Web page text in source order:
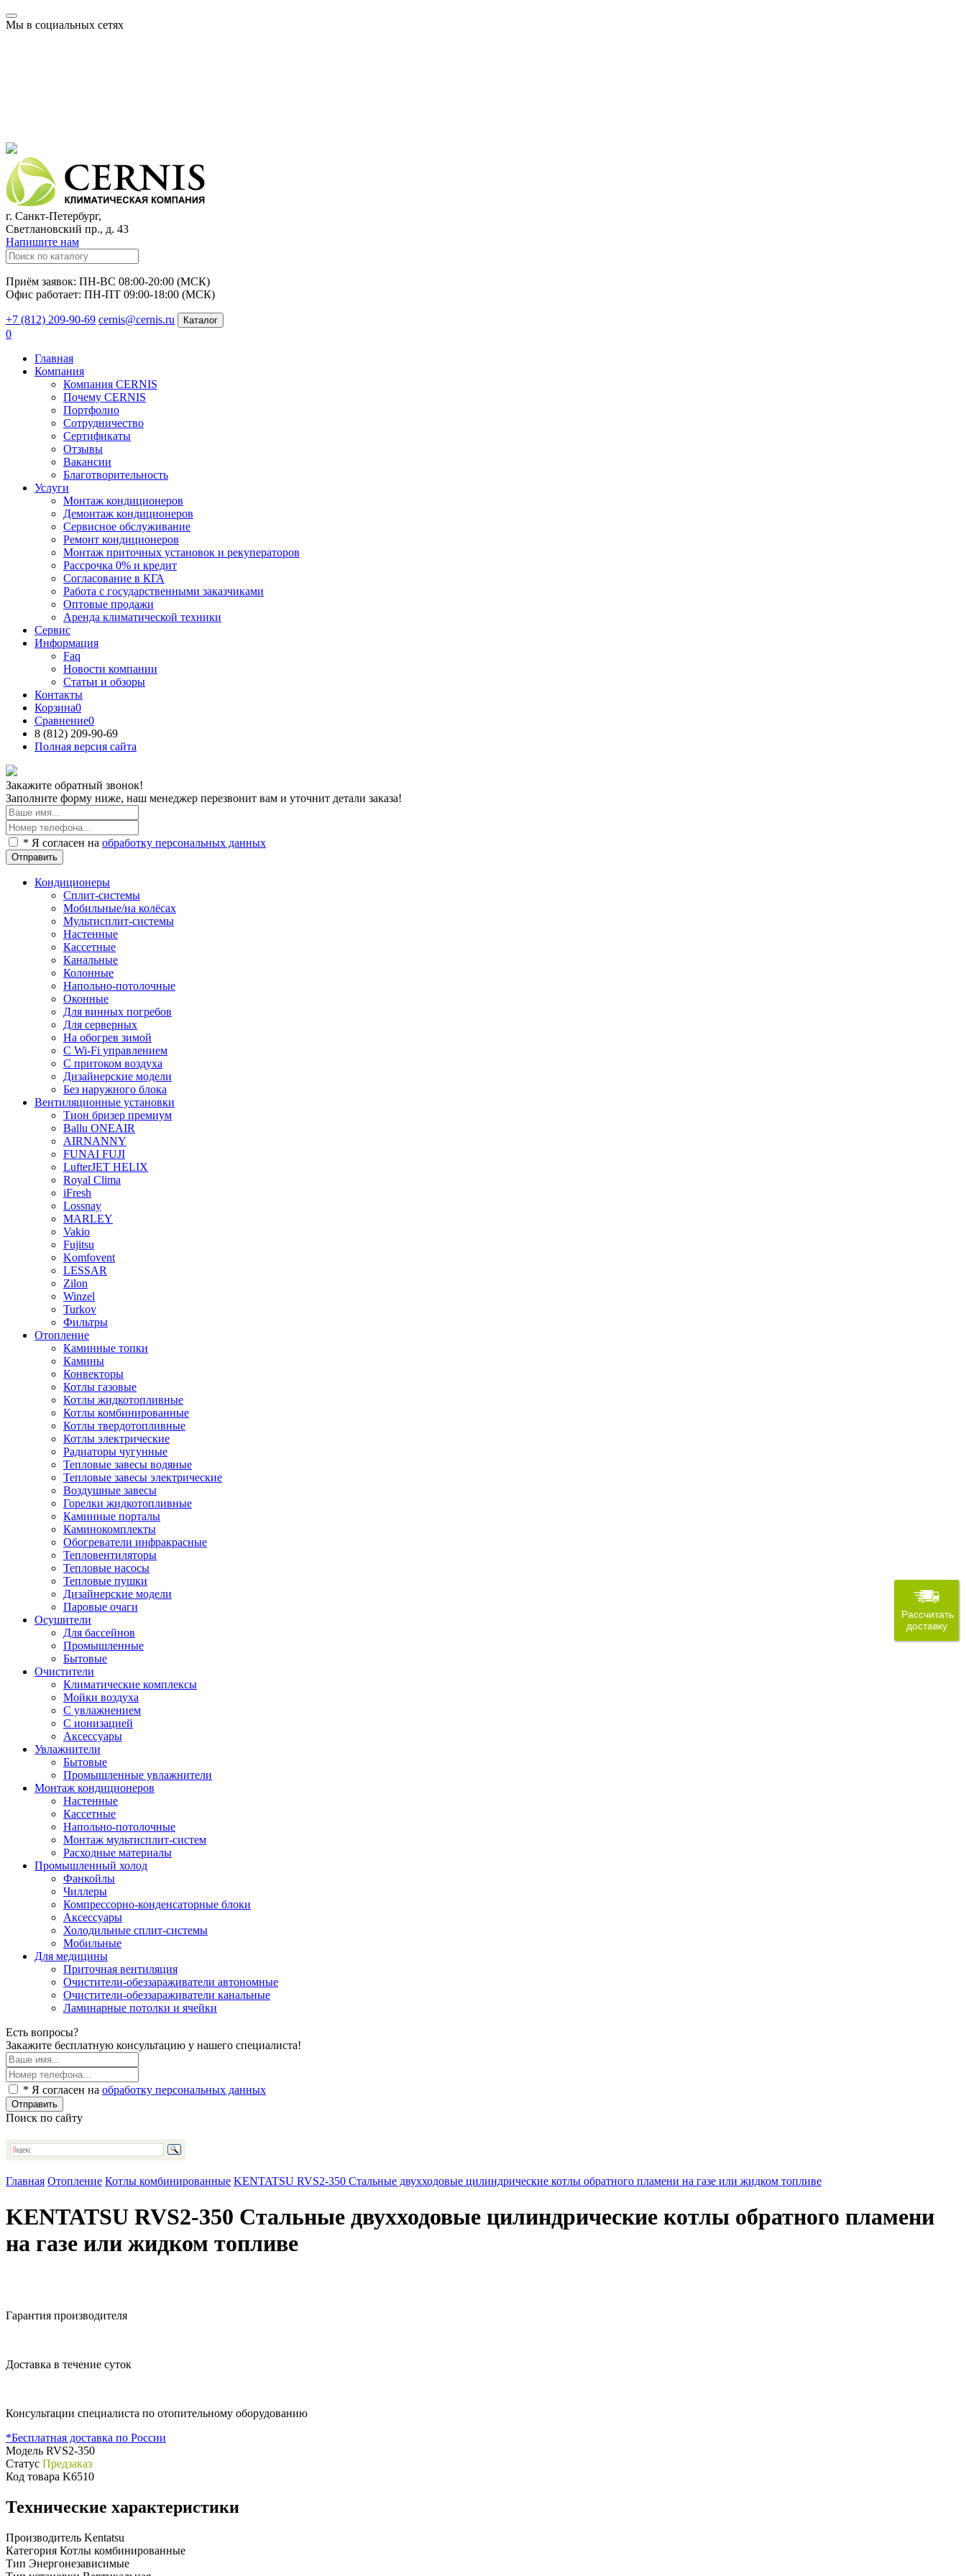
Мы в социальных сетях
г. Санкт-Петербург,
Светлановский пр., д. 43
Напишите нам
Приём заявок: ПН-ВС 08:00-20:00 (МСК)
Офис работает: ПН-ПТ 09:00-18:00 (МСК)
+7 (812) 209-90-69 cernis@cernis.ru Каталог
0
Главная
Компания
Компания CERNIS
Почему CERNIS
Портфолио
Сотрудничество
Сертификаты
Отзывы
Вакансии
Благотворительность
Услуги
Монтаж кондиционеров
Демонтаж кондиционеров
Сервисное обслуживание
Ремонт кондиционеров
Монтаж приточных установок и рекуператоров
Рассрочка 0% и кредит
Согласование в КГА
Работа с государственными заказчиками
Оптовые продажи
Аренда климатической техники
Сервис
Информация
Faq
Новости компании
Статьи и обзоры
Контакты
Корзина0
Сравнение0
8 (812) 209-90-69
Полная версия сайта
Закажите обратный звонок!
Заполните форму ниже, наш менеджер перезвонит вам и уточнит детали заказа!
* Я согласен на обработку персональных данных
Отправить
Кондиционеры
Сплит-системы
Мобильные/на колёсах
Мультисплит-системы
Настенные
Кассетные
Канальные
Колонные
Напольно-потолочные
Оконные
Для винных погребов
Для серверных
На обогрев зимой
С Wi-Fi управлением
С притоком воздуха
Дизайнерские модели
Без наружного блока
Вентиляционные установки
Тион бризер премиум
Ballu ONEAIR
AIRNANNY
FUNAI FUJI
LufterJET HELIX
Royal Clima
iFresh
Lossnay
MARLEY
Vakio
Fujitsu
Komfovent
LESSAR
Zilon
Winzel
Turkov
Фильтры
Отопление
Каминные топки
Камины
Конвекторы
Котлы газовые
Котлы жидкотопливные
Котлы комбинированные
Котлы твердотопливные
Котлы электрические
Радиаторы чугунные
Тепловые завесы водяные
Тепловые завесы электрические
Воздушные завесы
Горелки жидкотопливные
Каминные порталы
Каминокомплекты
Обогреватели инфракрасные
Тепловентиляторы
Тепловые насосы
Тепловые пушки
Дизайнерские модели
Паровые очаги
Осушители
Для бассейнов
Промышленные
Бытовые
Очистители
Климатические комплексы
Мойки воздуха
С увлажнением
С ионизацией
Аксеcсуары
Увлажнители
Бытовые
Промышленные увлажнители
Монтаж кондиционеров
Настенные
Кассетные
Напольно-потолочные
Монтаж мультисплит-систем
Расходные материалы
Промышленный холод
Фанкойлы
Чиллеры
Компрессорно-конденсаторные блоки
Аксессуары
Холодильные сплит-системы
Мобильные
Для медицины
Приточная вентиляция
Очистители-обеззараживатели автономные
Очистители-обеззараживатели канальные
Ламинарные потолки и ячейки
Есть вопросы?
Закажите бесплатную консультацию у нашего специалиста!
* Я согласен на обработку персональных данных
Отправить
Поиск по сайту
Главная Отопление Котлы комбинированные KENTATSU RVS2-350 Стальные двухходовые цилиндрические котлы обратного пламени на газе или жидком топливе
KENTATSU RVS2-350 Стальные двухходовые цилиндрические котлы обратного пламени
на газе или жидком топливе
Гарантия производителя
Доставка в течение суток
Консультации специалиста по отопительному оборудованию
*Бесплатная доставка по России
Модель RVS2-350
Статус Предзаказ
Код товара K6510
Технические характеристики
Производитель Kentatsu
Категория Котлы комбинированные
Тип Энергонезависимые
Рассчитать
доставку